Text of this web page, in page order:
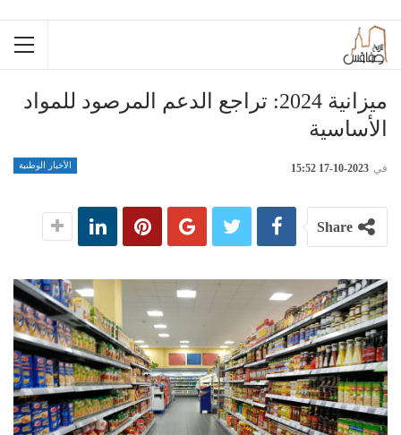
ميزانية 2024: تراجع الدعم المرصود للمواد
الأساسية
الأخبار الوطنية في 2023-10-17 15:52
Share